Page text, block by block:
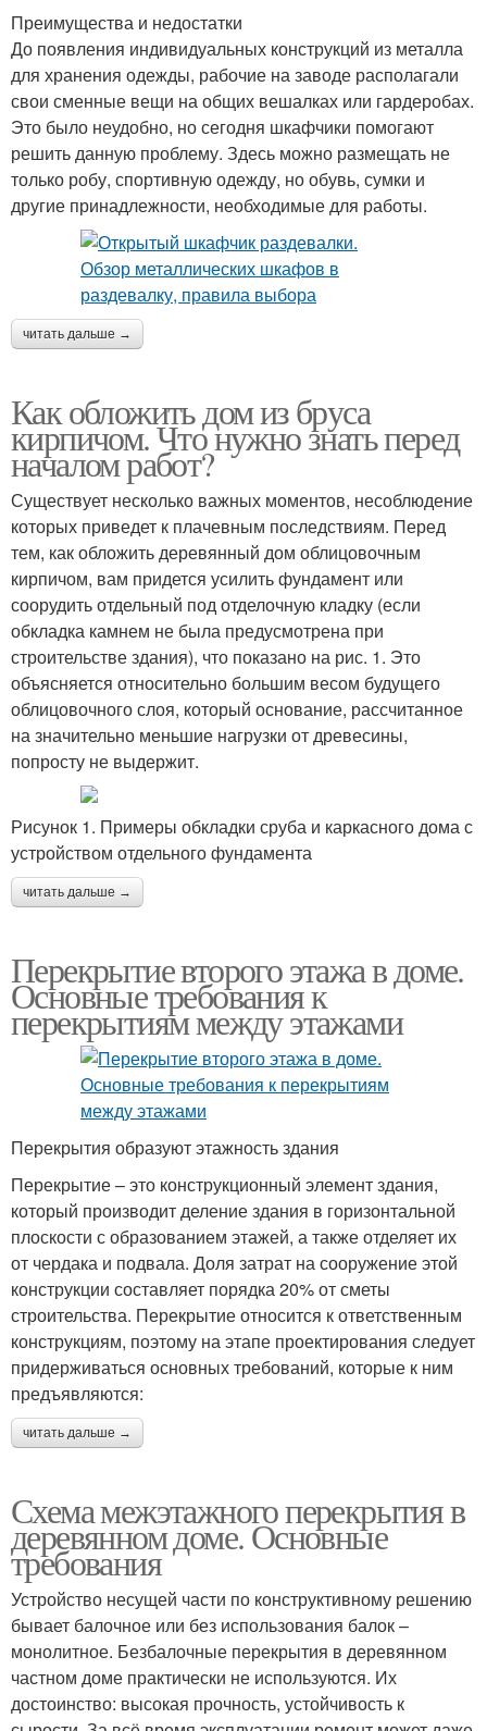
Преимущества и недостатки
До появления индивидуальных конструкций из металла
для хранения одежды, рабочие на заводе располагали
свои сменные вещи на общих вешалках или гардеробах.
Это было неудобно, но сегодня шкафчики помогают
решить данную проблему. Здесь можно размещать не
только робу, спортивную одежду, но обувь, сумки и
другие принадлежности, необходимые для работы.
читать дальше →
Как обложить дом из бруса
кирпичом. Что нужно знать перед
началом работ?
Существует несколько важных моментов, несоблюдение
которых приведет к плачевным последствиям. Перед
тем, как обложить деревянный дом облицовочным
кирпичом, вам придется усилить фундамент или
соорудить отдельный под отделочную кладку (если
обкладка камнем не была предусмотрена при
строительстве здания), что показано на рис. 1. Это
объясняется относительно большим весом будущего
облицовочного слоя, который основание, рассчитанное
на значительно меньшие нагрузки от древесины,
попросту не выдержит.
Рисунок 1. Примеры обкладки сруба и каркасного дома с
устройством отдельного фундамента
читать дальше →
Перекрытие второго этажа в доме.
Основные требования к
перекрытиям между этажами
Перекрытия образуют этажность здания
Перекрытие – это конструкционный элемент здания,
который производит деление здания в горизонтальной
плоскости с образованием этажей, а также отделяет их
от чердака и подвала. Доля затрат на сооружение этой
конструкции составляет порядка 20% от сметы
строительства. Перекрытие относится к ответственным
конструкциям, поэтому на этапе проектирования следует
придерживаться основных требований, которые к ним
предъявляются:
читать дальше →
Схема межэтажного перекрытия в
деревянном доме. Основные
требования
Устройство несущей части по конструктивному решению
бывает балочное или без использования балок –
монолитное. Безбалочные перекрытия в деревянном
частном доме практически не используются. Их
достоинство: высокая прочность, устойчивость к